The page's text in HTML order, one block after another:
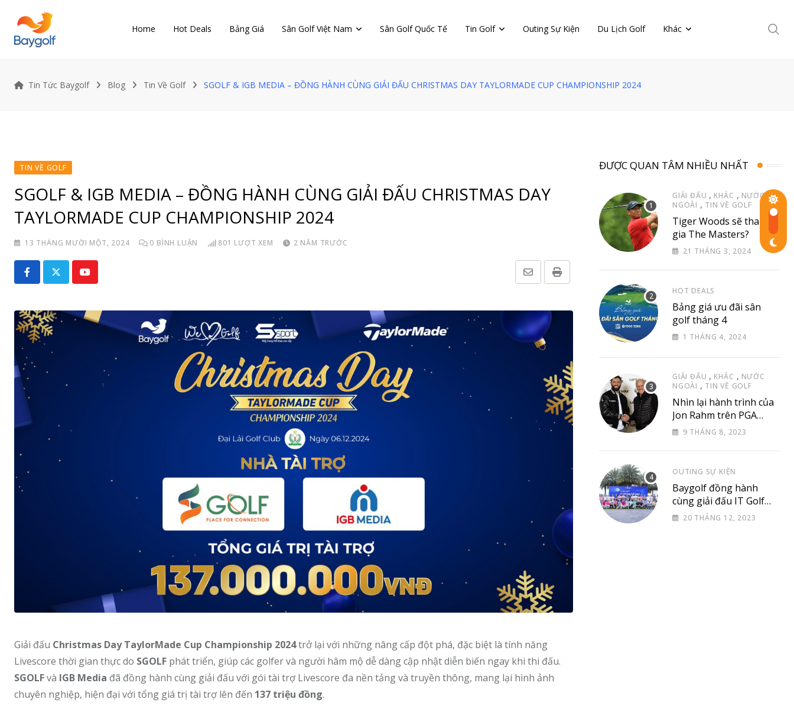
content
Home Hot Deals Bảng Giá Sân Golf Việt Nam Sân Golf Quốc Tế Tin Golf Outing Sự Kiện Du Lịch Golf Khác
Tin Tức Baygolf Blog Tin Về Golf SGOLF & IGB MEDIA – ĐỒNG HÀNH CÙNG GIẢI ĐẤU CHRISTMAS DAY TAYLORMADE CUP CHAMPIONSHIP 2024
TIN VỀ GOLF
SGOLF & IGB MEDIA – ĐỒNG HÀNH CÙNG GIẢI ĐẤU CHRISTMAS DAY
TAYLORMADE CUP CHAMPIONSHIP 2024
13 THÁNG MƯỜI MỘT, 2024 0 BÌNH LUẬN 801 LƯỢT XEM 2 NĂM TRƯỚC
Youtube Print
Share
Email
Giải đấu Christmas Day TaylorMade Cup Championship 2024trở lại với những nâng cấp đột phá, đặc biệt là tính năng
Livescore thời gian thực do SGOLF phát triển, giúp các golfer và người hâm mộ dễ dàng cập nhật diễn biến ngay khi thi đấu.
SGOLFvà IGB Media đã đồng hành cùng giải đấu với gói tài trợ Livescore đa nền tảng và truyền thông, mang lại hình ảnh
chuyên nghiệp, hiện đại với tổng giá trị tài trợ lên đến 137 triệu đồng.
ĐƯỢC QUAN TÂM NHIỀU NHẤT
GIẢI ĐẤU , KHÁC , NƯỚC
NGOÀI , TIN VỀ GOLF
Tiger Woods sẽ tham
gia The Masters?
21 THÁNG 3, 2024
HOT DEALS
Bảng giá ưu đãi sân
golf tháng 4
1 THÁNG 4, 2024
GIẢI ĐẤU , KHÁC , NƯỚC
NGOÀI , TIN VỀ GOLF
Nhìn lại hành trình của
Jon Rahm trên PGA
Tour9 THÁNG 8, 2023
OUTING SỰ KIỆN
Baygolf đồng hành
cùng giải đấu IT Golf
Club & Friend
20 THÁNG 12, 2023